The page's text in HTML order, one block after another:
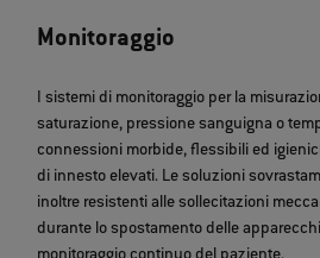
Monitoraggio
I sistemi di monitoraggio per la
saturazione, pressione sanguigna o
connessioni morbide, flessibili ed
di innesto elevati. Le soluzioni
inoltre resistenti alle sollecitazioni
durante lo spostamento delle